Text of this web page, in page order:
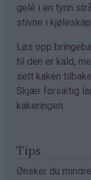
gelé i en tynn
stivne i
Løs opp
til den er kald,
sett kaken
Skjær forsiktig
kakeringen.
Tips
Ønsker du